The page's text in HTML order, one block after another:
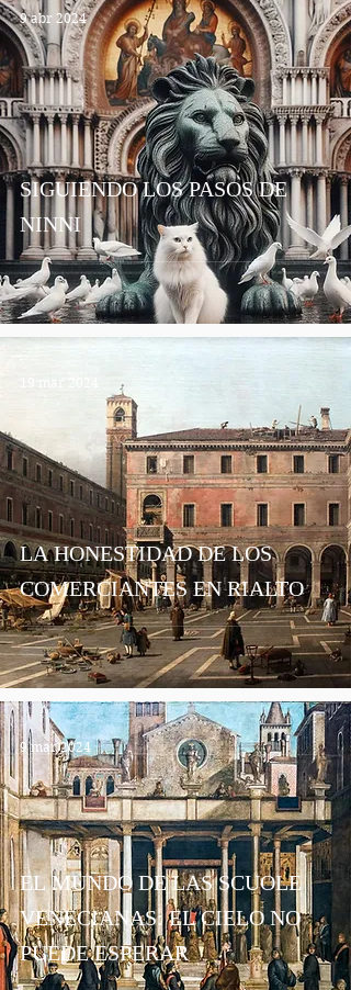
SIGUIENDO LOS PASOS DE
NINNI
9 abr 2024
LA HONESTIDAD DE LOS
COMERCIANTES EN RIALTO
EL MUNDO DE LAS SCUOLE
VENECIANAS: EL CIELO NO
PUEDE ESPERAR
9 mar 2024